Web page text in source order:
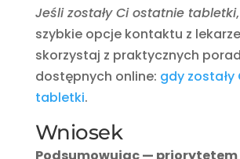
Jeśli zostały Ci ostatnie tabletki
szybkie opcje kontaktu z
skorzystaj z praktycznych porad
dostępnych online: gdy
tabletki.
Wniosek
Podsumowując — priorytetem